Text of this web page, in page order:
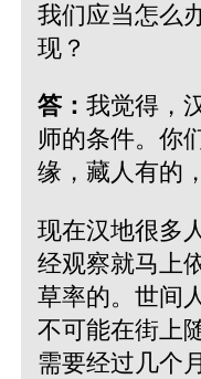
我们应当怎么
现？
答： 我觉得，
师的条件。你
缘，藏人有的
现在汉地很多
经观察就马上
草率的。世间
不可能在街上
需要经过几个